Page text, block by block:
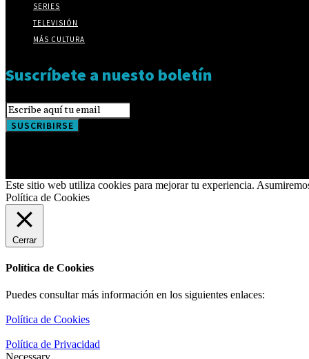
SERIES
TELEVISIÓN
MÁS CULTURA
Suscríbete a nuesto boletín
SUSCRIBIRSE
Este sitio web utiliza cookies para mejorar tu experiencia.
Política de Cookies
Cerrar
Política de Cookies
Puedes consultar más información en los siguientes enlaces:
Política de Cookies
Política de Privacidad